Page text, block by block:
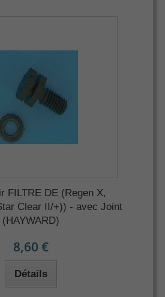
FILTRE DE (Regen X,
Clear II/+)) - avec Joint
(HAYWARD)
8,60 €
Détails